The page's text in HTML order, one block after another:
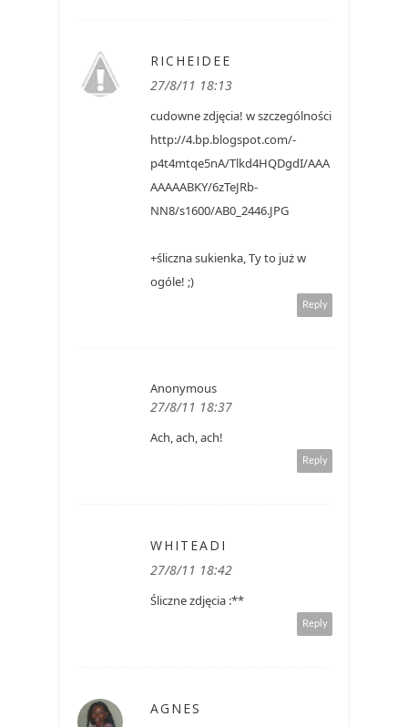
RICHEIDEE
27/8/11 18:13
cudowne zdjęcia! w szczególności
http://4.bp.blogspot.com/-
p4t4mtqe5nA/Tlkd4HQDgdI/AAA
AAAAABKY/6zTeJRb-
NN8/s1600/AB0_2446.JPG
+śliczna sukienka, Ty to już w
ogóle! ;)
Reply
Anonymous
27/8/11 18:37
Ach, ach, ach!
Reply
WHITEADI
27/8/11 18:42
Śliczne zdjęcia :**
Reply
AGNES